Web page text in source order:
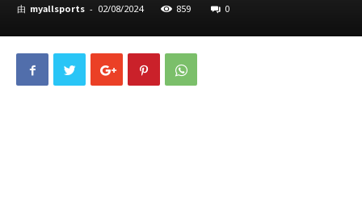
由 myallsports - 02/08/2024 859 0